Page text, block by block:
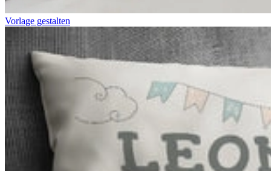
Vorlage gestalten